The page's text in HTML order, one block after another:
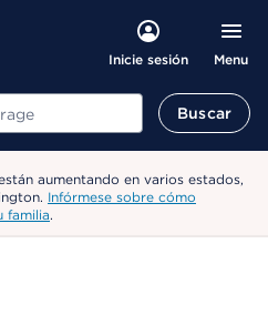
Inicie sesión Menu
Buscar
aumentando en varios estados,
Infórmese sobre cómo
familia.